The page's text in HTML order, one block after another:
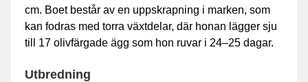
cm. Boet består av en uppskrapning i marken, som
kan fodras med torra växtdelar, där honan lägger sju
till 17 olivfärgade ägg som hon ruvar i 24–25 dagar.
Utbredning